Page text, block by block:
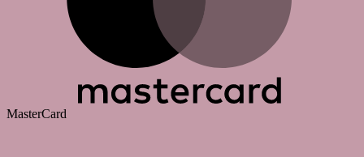
MasterCard